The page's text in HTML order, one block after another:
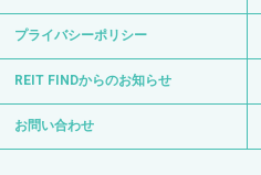
プライバシーポリシー
REIT FINDからのお知らせ
お問い合わせ